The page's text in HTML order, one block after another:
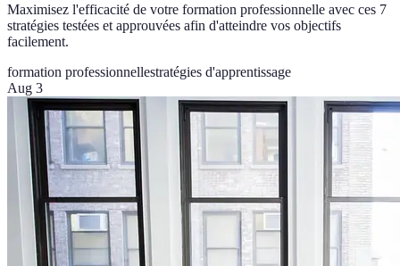
Maximisez l'efficacité de votre formation professionnelle avec ces 7
stratégies testées et approuvées afin d'atteindre vos objectifs
facilement.
formation professionnellestratégies d'apprentissage
Aug 3